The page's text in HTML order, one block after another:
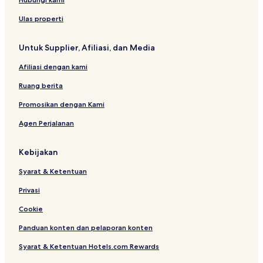
it
n
y
Ulas properti
Untuk Supplier, Afiliasi, dan Media
Afiliasi dengan kami
Ruang berita
Promosikan dengan Kami
Agen Perjalanan
Kebijakan
Syarat & Ketentuan
Privasi
Cookie
Panduan konten dan pelaporan konten
Syarat & Ketentuan Hotels.com Rewards